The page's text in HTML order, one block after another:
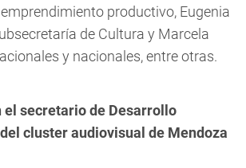
productivo, Eugenia
de Cultura y Marcela
y nacionales, entre otras.
el secretario de Desarrollo
cluster audiovisual de Mendoza